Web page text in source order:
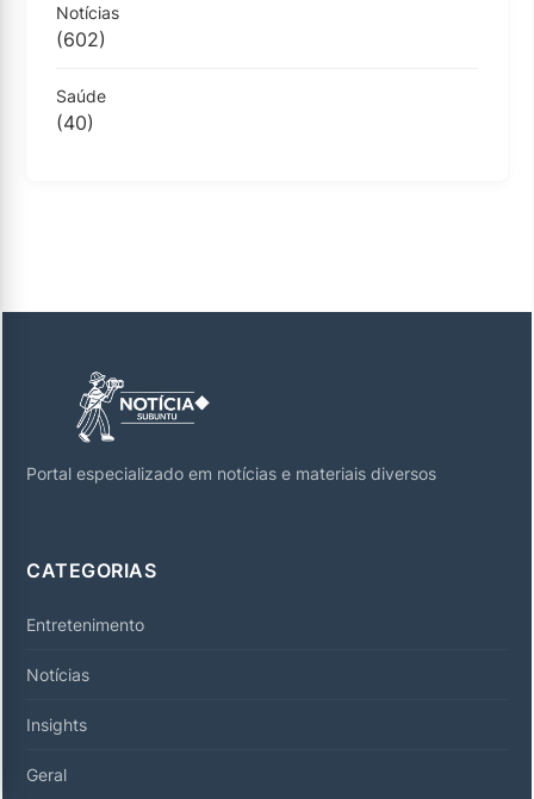
Notícias
(602)
Saúde
(40)
Portal especializado em notícias e materiais diversos
CATEGORIAS
Entretenimento
Notícias
Insights
Geral